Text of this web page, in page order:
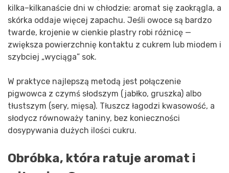
kilka–kilkanaście dni w chłodzie: aromat się zaokrągla, a
skórka oddaje więcej zapachu. Jeśli owoce są bardzo
twarde, krojenie w cienkie plastry robi różnicę —
zwiększa powierzchnię kontaktu z cukrem lub miodem i
szybciej „wyciąga” sok.
W praktyce najlepszą metodą jest połączenie
pigwowca z czymś słodszym (jabłko, gruszka) albo
tłustszym (sery, mięsa). Tłuszcz łagodzi kwasowość, a
słodycz równoważy taniny, bez konieczności
dosypywania dużych ilości cukru.
Obróbka, która ratuje aromat i